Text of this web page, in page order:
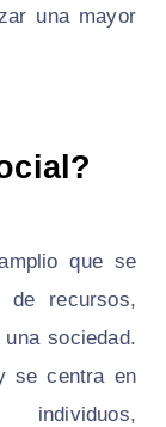
una mayor
que se
de recursos,
sociedad.
se centra en